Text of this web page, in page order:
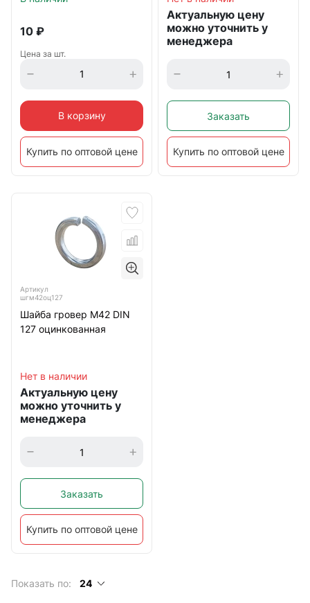
10 ₽
Цена за шт.
В корзину
Купить по оптовой цене
Актуальную цену
можно уточнить у
менеджера
Заказать
Купить по оптовой цене
Артикул
шгм42оц127
Шайба гровер М42 DIN
127 оцинкованная
Нет в наличии
Актуальную цену
можно уточнить у
менеджера
Заказать
Купить по оптовой цене
Показать по: 24